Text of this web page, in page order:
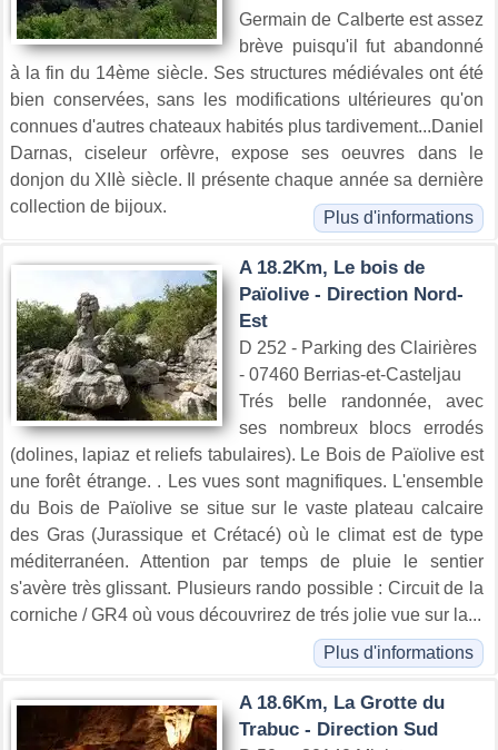
Germain de Calberte est assez
brève puisqu'il fut abandonné
à la fin du 14ème siècle. Ses structures médiévales ont été
bien conservées, sans les modifications ultérieures qu'on
connues d'autres chateaux habités plus tardivement...Daniel
Darnas, ciseleur orfèvre, expose ses oeuvres dans le
donjon du XIIè siècle. Il présente chaque année sa dernière
collection de bijoux.
Plus d'informations
A 18.2Km, Le bois de
Païolive - Direction Nord-
Est
D 252 - Parking des Clairières
- 07460 Berrias-et-Casteljau
Trés belle randonnée, avec
ses nombreux blocs errodés
(dolines, lapiaz et reliefs tabulaires). Le Bois de Païolive est
une forêt étrange. . Les vues sont magnifiques. L'ensemble
du Bois de Païolive se situe sur le vaste plateau calcaire
des Gras (Jurassique et Crétacé) où le climat est de type
méditerranéen. Attention par temps de pluie le sentier
s'avère très glissant. Plusieurs rando possible : Circuit de la
corniche / GR4 où vous découvrirez de trés jolie vue sur la...
Plus d'informations
A 18.6Km, La Grotte du
Trabuc - Direction Sud